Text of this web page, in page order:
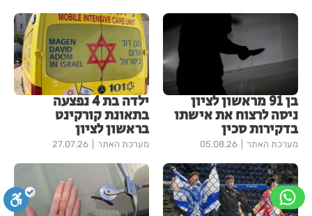
בן 91 מראשון לציון
ניסה לרצוח את אישתו
בדקירות סכין
מערכת האתר 05.08.26
ילדה בת 4 נפצעה
בתאונת קורקינט
בראשון לציון
מערכת האתר 27.07.26